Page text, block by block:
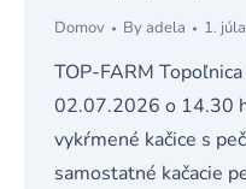
Domov Byadela 1.
TOP-FARM
02.07.2026 o 14.30
vykŕmené kačice s
samostatné kačacie